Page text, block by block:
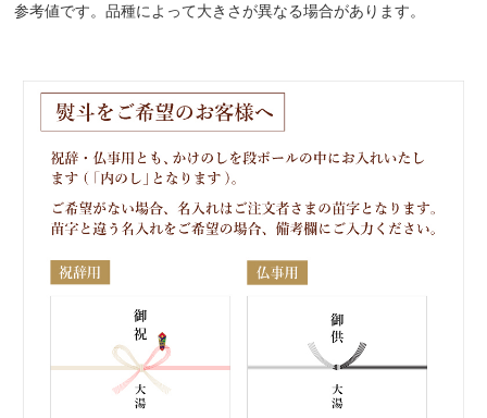
参考値です。品種によって大きさが異なる場合があります。